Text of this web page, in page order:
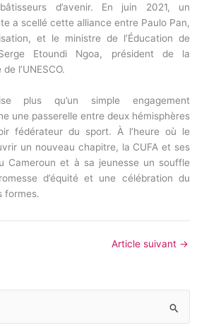
d’avenir. En juin 2021, un
a scellé cette alliance entre Paulo Pan,
et le ministre de l’Éducation de
Etoundi Ngoa, président de la
l’UNESCO.
plus qu’un simple engagement
une passerelle entre deux hémisphères
fédérateur du sport. À l’heure où le
un nouveau chapitre, la CUFA et ses
Cameroun et à sa jeunesse un souffle
d’équité et une célébration du
formes.
Article suivant →